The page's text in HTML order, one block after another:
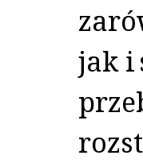
jak i